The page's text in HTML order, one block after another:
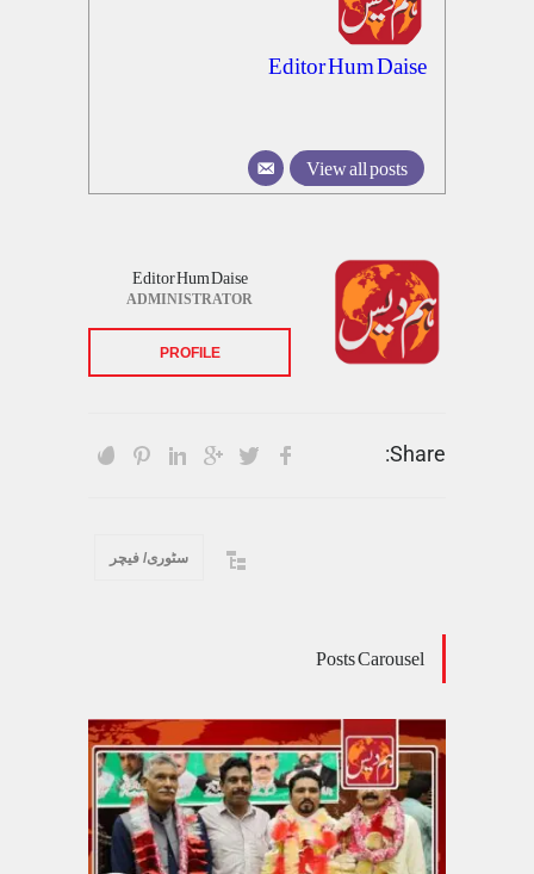
Editor Hum Daise
View all posts
Editor Hum Daise
ADMINISTRATOR
PROFILE
Share:
سٹوری/ فیچر
Posts Carousel